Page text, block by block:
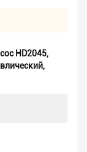
HD2045,
,